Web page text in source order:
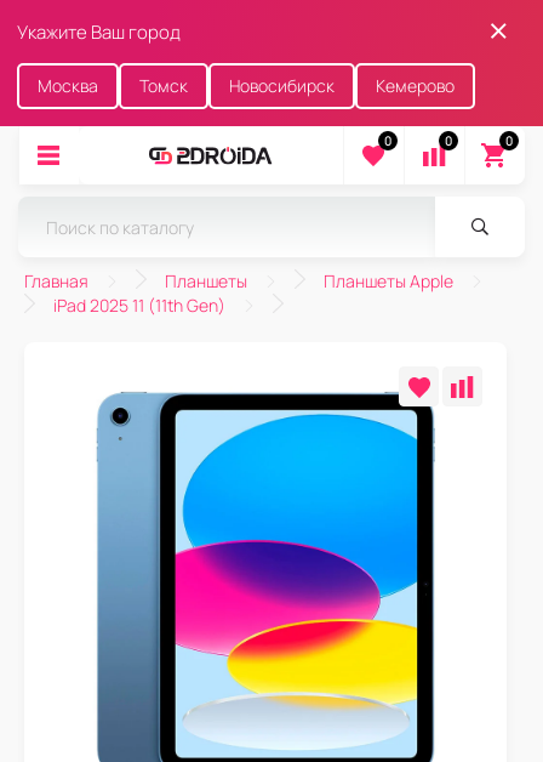
Укажите Ваш город
Москва Томск Новосибирск Кемерово
0 0 0
Главная Планшеты
Планшеты Apple
iPad 2025 11 (11th Gen)